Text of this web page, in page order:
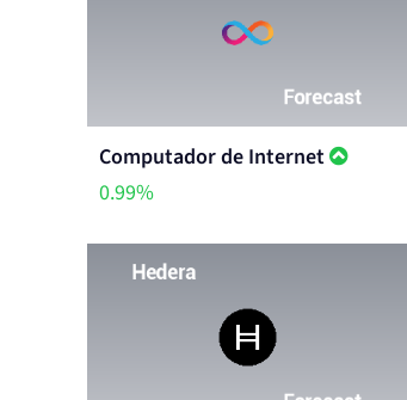
Computador de Internet
0.99%